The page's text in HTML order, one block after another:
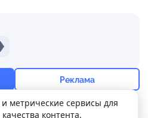
Переменная облачность
как +21
Прислать новость
Реклама
метрические сервисы для
контента.